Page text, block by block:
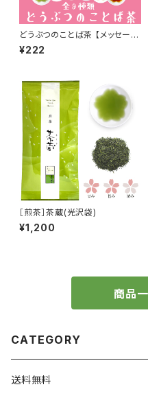
どうぶつのことば茶 【メッセージ
入りティーバッグ】
¥222
［煎茶］茶蔵(光沢袋)
¥1,200
商品
CATEGORY
送料無料